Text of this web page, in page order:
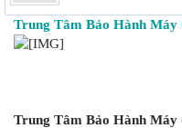
Trung Tâm Bảo Hành
Trung Tâm Bảo Hành